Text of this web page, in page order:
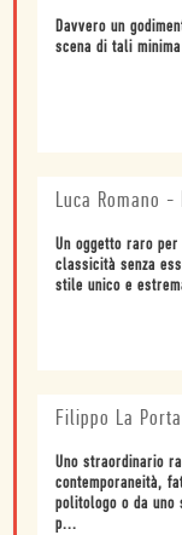
Davvero un
scena di tali
Luca Romano -
Un oggetto raro
classicità senza
stile unico e
Filippo La Porta
Uno straordinario
contemporaneità,
politologo o da
p...